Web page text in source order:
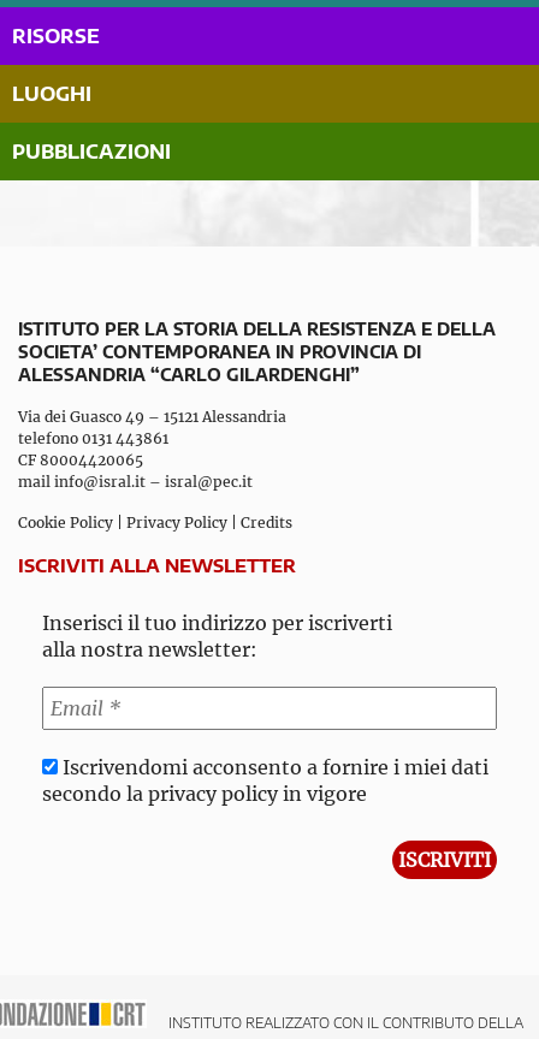
RISORSE
LUOGHI
PUBBLICAZIONI
ISTITUTO PER LA STORIA DELLA RESISTENZA E DELLA
SOCIETA’ CONTEMPORANEA IN PROVINCIA DI
ALESSANDRIA “CARLO GILARDENGHI”
Via dei Guasco 49 – 15121 Alessandria
telefono 0131 443861
CF 80004420065
mail info@isral.it – isral@pec.it
Cookie Policy Privacy Policy Credits
ISCRIVITI ALLA NEWSLETTER
Inserisci il tuo indirizzo per iscriverti
alla nostra newsletter:
Iscrivendomi acconsento a fornire i miei dati
secondo la privacy policy in vigore
INSTITUTO REALIZZATO CON IL CONTRIBUTO DELLA